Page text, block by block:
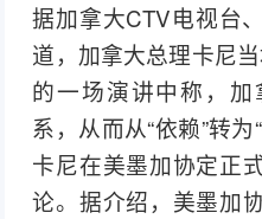
据加拿大CTV电视台
道，加拿大总理卡尼
的一场演讲中称，
系，从而从“依赖”转为
卡尼在美墨加协定正
论。据介绍，美墨加